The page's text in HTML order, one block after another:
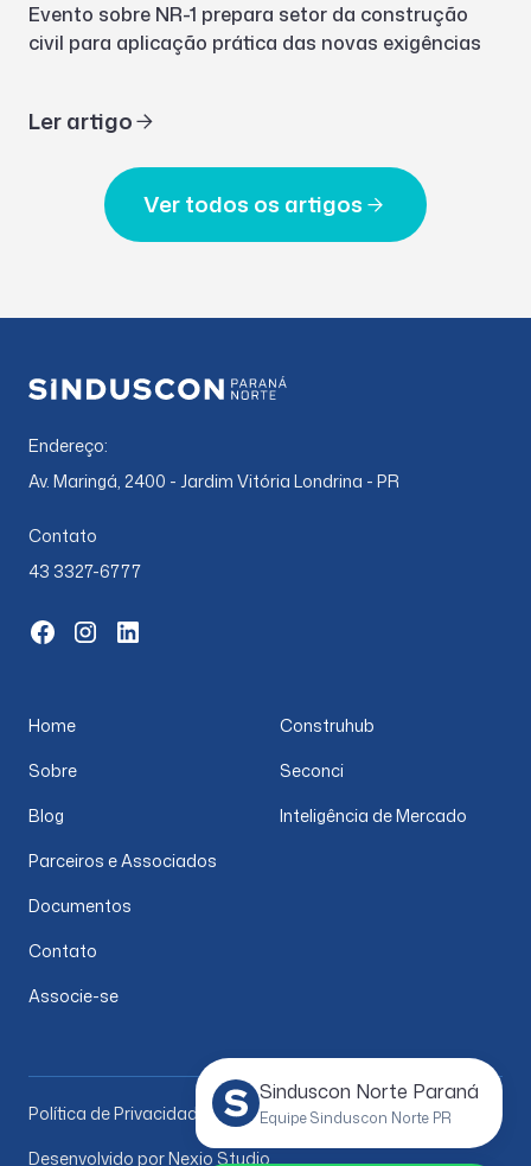
Sinduscon Norte Paraná
Equipe Sinduscon Norte PR
Evento sobre NR-1 prepara setor da construção
civil para aplicação prática das novas exigências
Ler artigo
Ver todos os artigos
Endereço:
Av. Maringá, 2400 - Jardim Vitória Londrina - PR
Contato
43 3327-6777
Home
Sobre
Blog
Parceiros e Associados
Documentos
Contato
Associe-se
Construhub
Seconci
Inteligência de Mercado
Política de Privacidade
Desenvolvido por Nexio Studio